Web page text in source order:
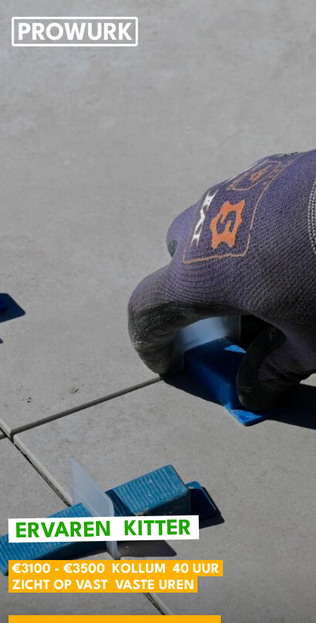
ERVAREN KITTER
€3100 - €3500 KOLLUM
40 UUR
ZICHT OP VAST VASTE UREN